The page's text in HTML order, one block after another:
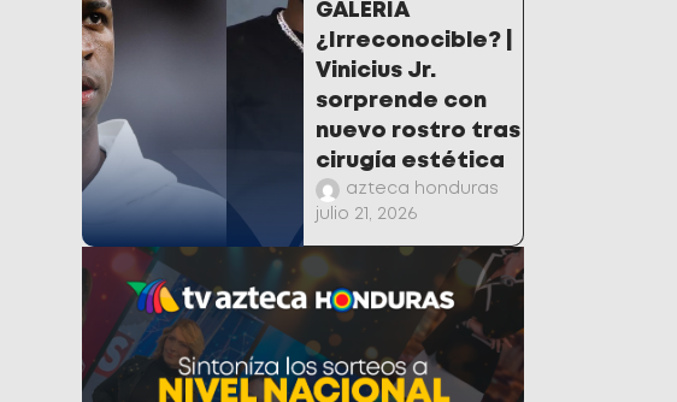
GALERÍA
¿Irreconocible? |
Vinicius Jr.
sorprende con
nuevo rostro tras
cirugía estética
azteca honduras
julio 21, 2026